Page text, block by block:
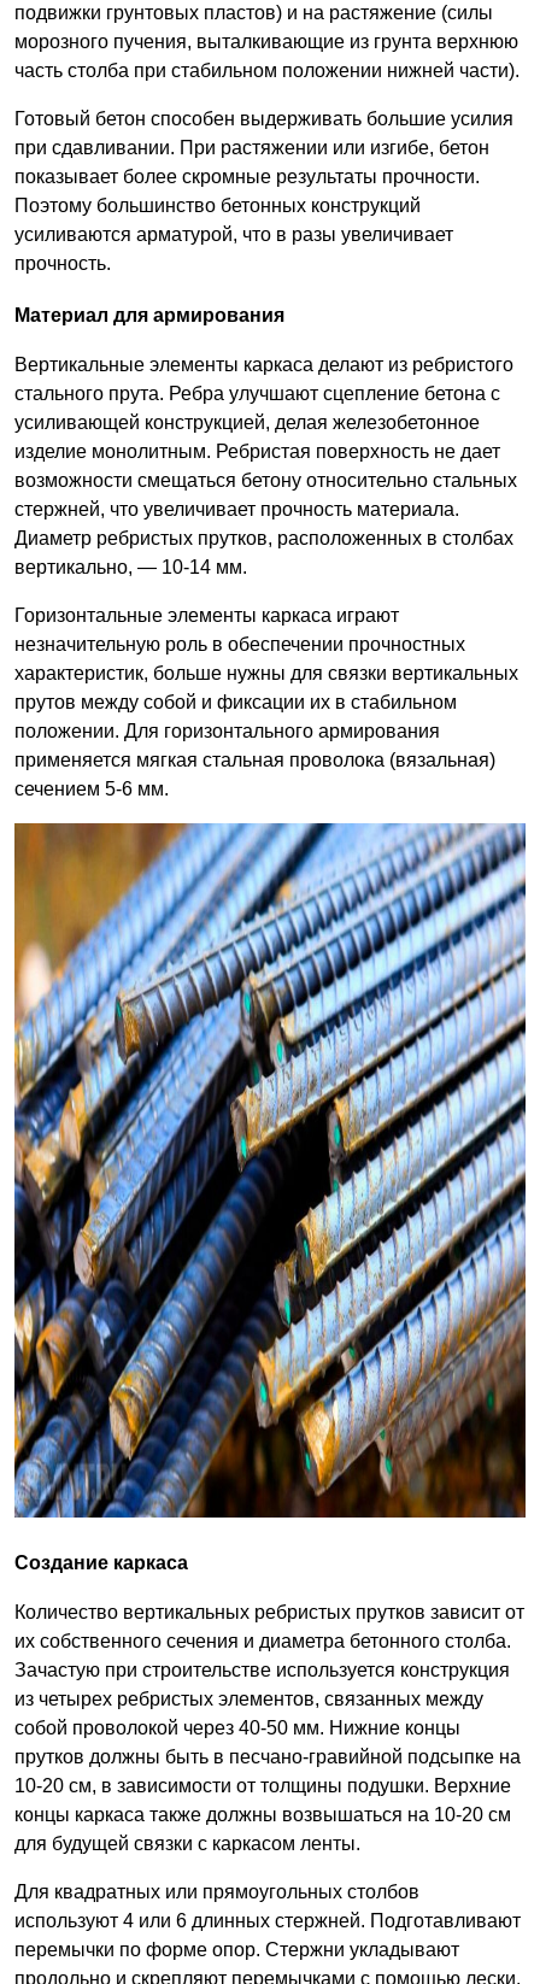
подвижки грунтовых пластов) и на растяжение (силы
морозного пучения, выталкивающие из грунта верхнюю
часть столба при стабильном положении нижней части).
Готовый бетон способен выдерживать большие усилия
при сдавливании. При растяжении или изгибе, бетон
показывает более скромные результаты прочности.
Поэтому большинство бетонных конструкций
усиливаются арматурой, что в разы увеличивает
прочность.
Материал для армирования
Вертикальные элементы каркаса делают из ребристого
стального прута. Ребра улучшают сцепление бетона с
усиливающей конструкцией, делая железобетонное
изделие монолитным. Ребристая поверхность не дает
возможности смещаться бетону относительно стальных
стержней, что увеличивает прочность материала.
Диаметр ребристых прутков, расположенных в столбах
вертикально, — 10-14 мм.
Горизонтальные элементы каркаса играют
незначительную роль в обеспечении прочностных
характеристик, больше нужны для связки вертикальных
прутов между собой и фиксации их в стабильном
положении. Для горизонтального армирования
применяется мягкая стальная проволока (вязальная)
сечением 5-6 мм.
Создание каркаса
Количество вертикальных ребристых прутков зависит от
их собственного сечения и диаметра бетонного столба.
Зачастую при строительстве используется конструкция
из четырех ребристых элементов, связанных между
собой проволокой через 40-50 мм. Нижние концы
прутков должны быть в песчано-гравийной подсыпке на
10-20 см, в зависимости от толщины подушки. Верхние
концы каркаса также должны возвышаться на 10-20 см
для будущей связки с каркасом ленты.
Для квадратных или прямоугольных столбов
используют 4 или 6 длинных стержней. Подготавливают
перемычки по форме опор. Стержни укладывают
продольно и скрепляют перемычками с помощью лески.